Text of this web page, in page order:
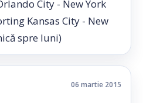
City - New York
Kansas City - New
spre luni)
06 martie 2015